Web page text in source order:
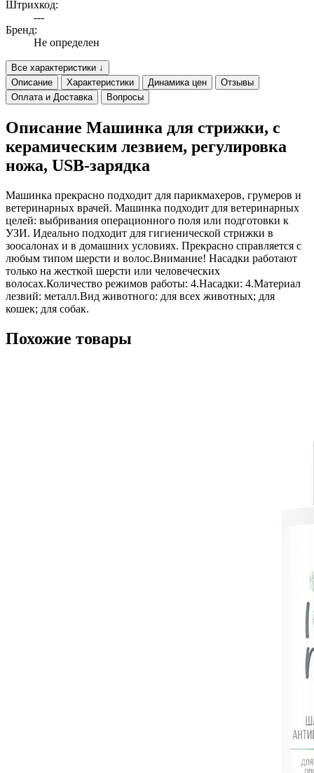
Штрихкод:
---
Бренд:
Не определен
Все характеристики ↓
Описание
Характеристики Динамика цен
Отзывы
Оплата и Доставка
Вопросы
Описание Машинка для стрижки, с
керамическим лезвием, регулировка
ножа, USB-зарядка
Машинка прекрасно подходит для парикмахеров, грумеров и
ветеринарных врачей. Машинка подходит для ветеринарных
целей: выбривания операционного поля или подготовки к
УЗИ. Идеально подходит для гигиенической стрижки в
зоосалонах и в домашних условиях. Прекрасно справляется с
любым типом шерсти и волос.Внимание! Насадки работают
только на жесткой шерсти или человеческих
волосах.Количество режимов работы: 4.Насадки: 4.Материал
лезвий: металл.Вид животного: для всех животных; для
кошек; для собак.
Похожие товары